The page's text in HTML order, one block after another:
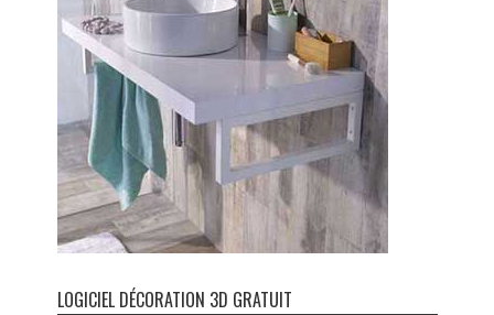
LOGICIEL DÉCORATION 3D GRATUIT